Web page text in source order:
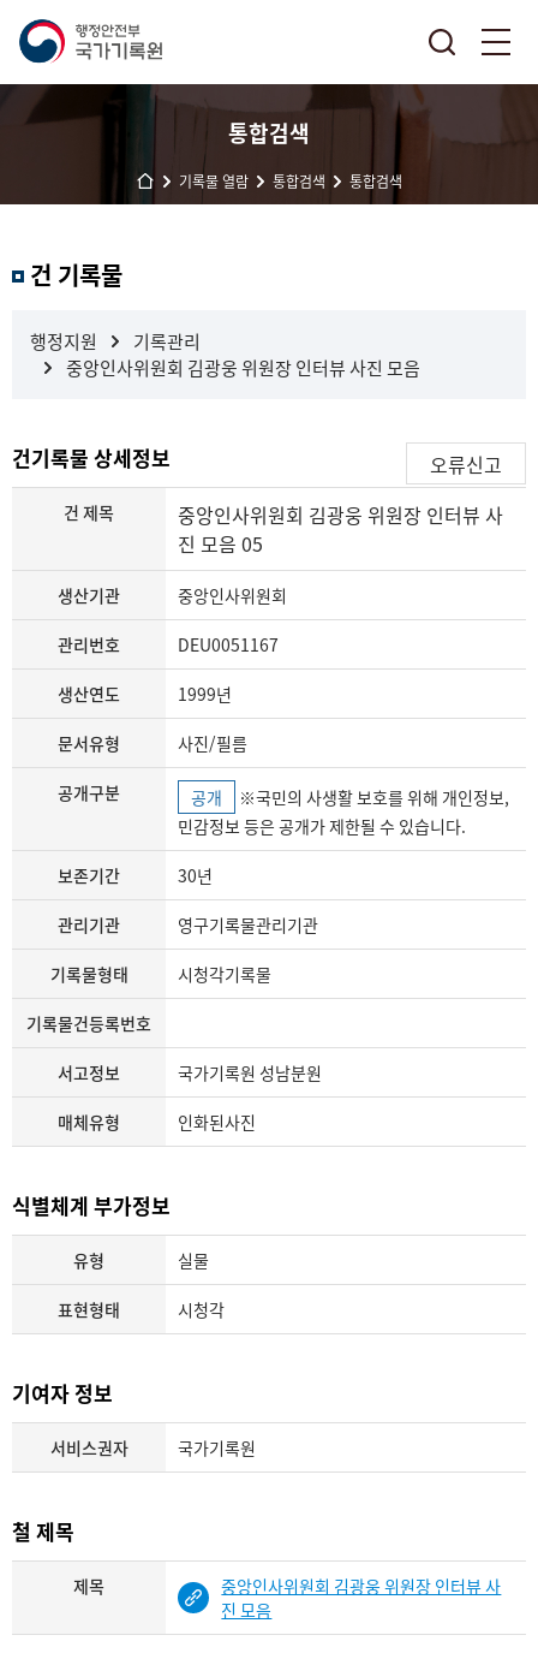
통합검색
기록물 열람 통합검색 통합검색
과 건 기록물
행정지원
기록관리
중앙인사위원회 김광웅 위원장 인터뷰 사진 모음
건기록물 상세정보 오류신고
건 제목
중앙인사위원회 김광웅 위원장 인터뷰 사
진 모음 05
생산기관 중앙인사위원회
관리번호 DEU0051167
생산연도 1999년
문서유형 사진/필름
공개구분 공개
민감정보 등은 공개가 제한될 수 있습니다.
보존기간 30년
관리기관 영구기록물관리기관
기록물형태 시청각기록물
기록물건등록번호
서고정보 국가기록원 성남분원
매체유형 인화된사진
식별체계 부가정보
유형 실물
표현형태 시청각
기여자 정보
서비스권자 국가기록원
철 제목
제목
중앙인사위원회 김광웅 위원장 인터뷰 사
진 모음